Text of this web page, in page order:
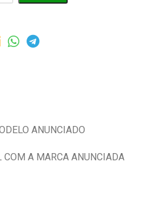
ANUNCIADO
COM A MARCA ANUNCIADA